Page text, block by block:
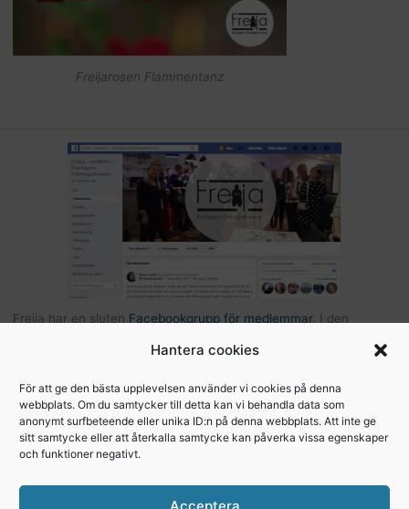
Hantera cookies
För att ge den bästa upplevelsen använder vi cookies på denna
webbplats. Om du samtycker till detta kan vi behandla data som
anonymt surfbeteende eller unika ID:n på denna webbplats. Att inte ge
sitt samtycke eller att återkalla samtycke kan påverka vissa egenskaper
och funktioner negativt.
Acceptera
Freijarosen Flammentanz
Freija har en sluten Facebookgrupp för medlemmar. I den
gruppen kan du som är medlem kommunicera med andra Freijor,
filer från Freijaträffar. Om du är Freija och finns på Facebook –
begär att få bli medlem.
Copyright © 2026, Freija - Roslagens